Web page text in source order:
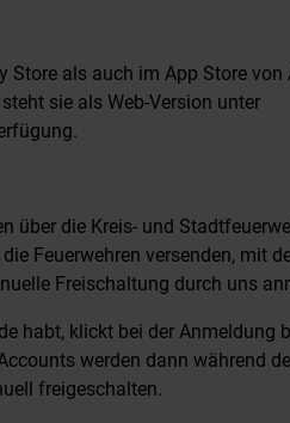
Store als auch im App Store von
sie als Web-Version unter
über die Kreis- und
Feuerwehren versenden, mit
Freischaltung durch uns
habt, klickt bei der Anmeldung
werden dann während
freigeschalten.